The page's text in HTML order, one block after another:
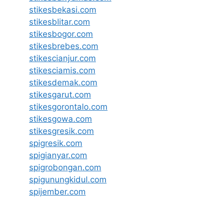
stikesbekasi.com
stikesblitar.com
stikesbogor.com
stikesbrebes.com
stikescianjur.com
stikesciamis.com
stikesdemak.com
stikesgarut.com
stikesgorontalo.com
stikesgowa.com
stikesgresik.com
spigresik.com
spigianyar.com
spigrobongan.com
spigunungkidul.com
spijember.com